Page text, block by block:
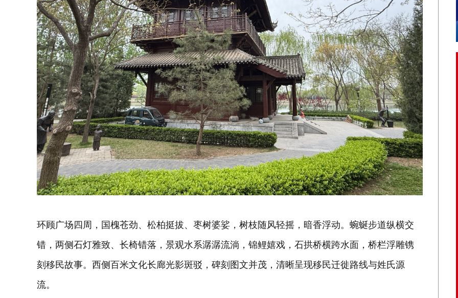
环顾广场四周，国槐苍劲、松柏挺拔、枣树婆娑，树枝随风轻摇，暗香浮动。蜿蜒步道纵横交
错，两侧石灯雅致、长椅错落，景观水系潺潺流淌，锦鲤嬉戏，石拱桥横跨水面，桥栏浮雕镌
刻移民故事。西侧百米文化长廊光影斑驳，碑刻图文并茂，清晰呈现移民迁徙路线与姓氏源
流。